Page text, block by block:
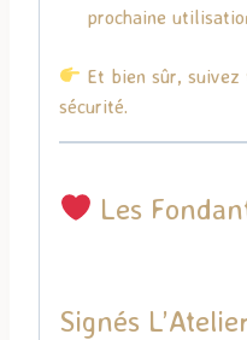
prochaine
Et bien sûr, suivez
sécurité.
Les
Signés